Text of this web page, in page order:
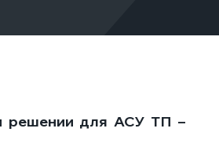
решении для АСУ ТП –